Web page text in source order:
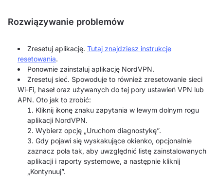
Rozwiązywanie problemów
Zresetuj aplikację. Tutaj znajdziesz instrukcje
resetowania.
Ponownie zainstaluj aplikację NordVPN.
Zresetuj sieć. Spowoduje to również zresetowanie sieci
Wi-Fi, haseł oraz używanych do tej pory ustawień VPN lub
APN. Oto jak to zrobić:
Kliknij ikonę znaku zapytania w lewym dolnym rogu
aplikacji NordVPN.
Wybierz opcję „Uruchom diagnostykę”.
Gdy pojawi się wyskakujące okienko, opcjonalnie
zaznacz pola tak, aby uwzględnić listę zainstalowanych
aplikacji i raporty systemowe, a następnie kliknij
„Kontynuuj”.